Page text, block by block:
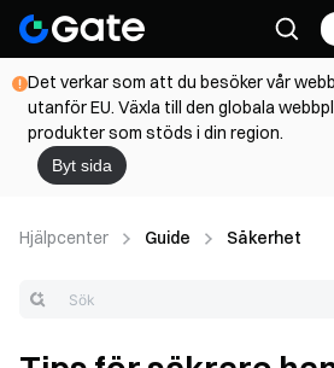
Det verkar som att du besöker vår
utanför EU. Växla till den globala
produkter som stöds i din region.
Byt sida
Hjälpcenter Guide Säkerhet